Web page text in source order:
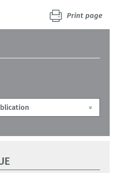
Print page